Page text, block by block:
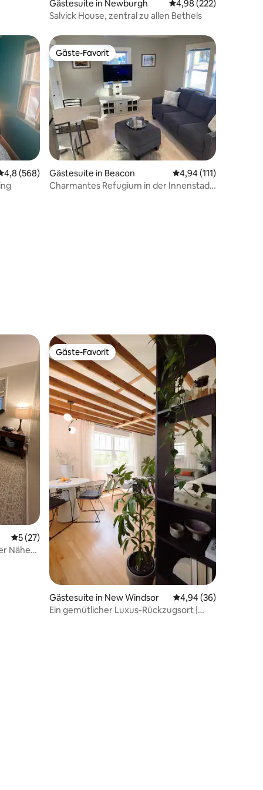
BewertungenGästesuite in Newburgh Durchschnittliche
4,98 (222)
Salvick House, zentral zu allen Bethels
Bewertungen Bewertung: 4,8 von 5, 568 Bewertungen
4,8 (568)
Gäste-Favorit
Gäste-Favorit
Gästesuite in Beacon Durchschnittliche
4,94 (111)
Charmantes Refugium in der Innenstadt
Durchschnittliche Bewertung: 5 von 5, 27 Bewertungen
5 (27)
Nähe
Gäste-Favorit
Gäste-Favorit
Gästesuite in New Windsor Durchschnittliche
4,94 (36)
Ein gemütlicher Luxus-Rückzugsort |